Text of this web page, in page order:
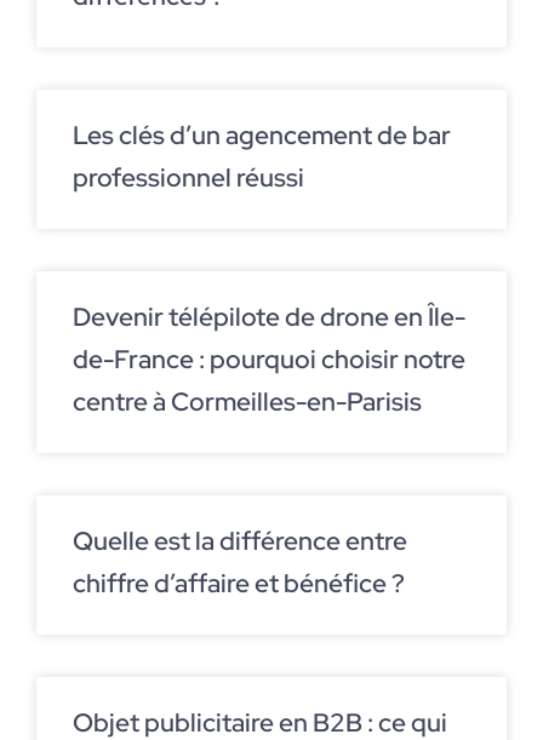
Les clés d’un agencement de bar
professionnel réussi
Devenir télépilote de drone en Île-
de-France : pourquoi choisir notre
centre à Cormeilles-en-Parisis
Quelle est la différence entre
chiffre d’affaire et bénéfice ?
Objet publicitaire en B2B : ce qui